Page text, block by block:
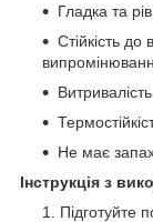
Гладка та
Стійкість
Витривалість
Не має
Інструкція з
Підготуйте